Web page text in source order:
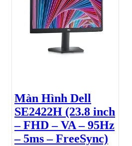
Màn Hình Dell
SE2422H (23.8 inch
– FHD – VA – 95Hz
– 5ms – FreeSync)